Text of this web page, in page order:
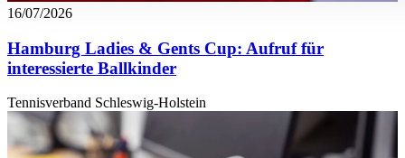
führen diese Informationen möglicherweise mit weiteren
ihnen bereitgestellt haben oder die sie im Rahmen Ihrer
gesammelt haben. DieCookie-Einstellungen
16/07/2026
Hamburg Ladies & Gents Cup: Aufruf für
interessierte Ballkinder
Tennisverband Schleswig-Holstein